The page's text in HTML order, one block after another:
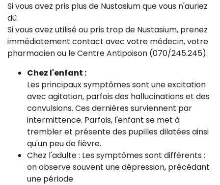
Si vous avez pris plus de Nustasium que vous n'auriez
dû
Si vous avez utilisé ou pris trop de Nustasium, prenez
immédiatement contact avec votre médecin, votre
pharmacien ou le Centre Antipoison (070/245.245).
Chez l'enfant :
Les principaux symptômes sont une excitation
avec agitation, parfois des hallucinations et des
convulsions. Ces dernières surviennent par
intermittence. Parfois, l'enfant se met à
trembler et présente des pupilles dilatées ainsi
qu'un peu de fièvre.
Chez l'adulte : Les symptômes sont différents :
on observe souvent une dépression, précédant
une période